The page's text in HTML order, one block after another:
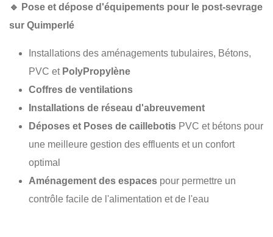
🔹 Pose et dépose d'équipements pour le post-sevrage
sur Quimperlé
Installations des aménagements tubulaires, Bétons,
PVC et PolyPropylène
Coffres de ventilations
Installations de réseau d'abreuvement
Déposes et Poses de caillebotis PVC et bétons pour
une meilleure gestion des effluents et un confort
optimal
Aménagement des espaces pour permettre un
contrôle facile de l'alimentation et de l'eau